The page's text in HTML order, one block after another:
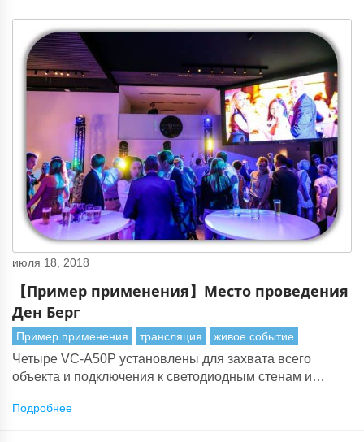
июля 18, 2018
【Пример применения】Место проведения
Ден Берг
Пример применения трансляция живое событие
Четыре VC-A50P установлены для захвата всего
объекта и подключения к светодиодным стенам и
Подробнее